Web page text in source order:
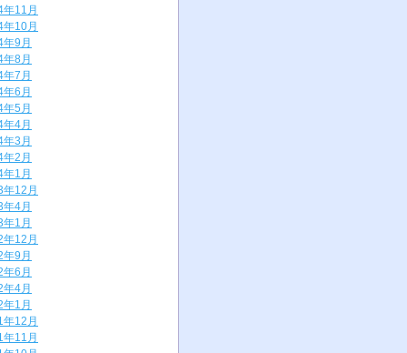
年11月
年10月
年9月
年8月
年7月
年6月
年5月
年4月
年3月
年2月
年1月
年12月
年4月
年1月
年12月
年9月
年6月
年4月
年1月
年12月
年11月